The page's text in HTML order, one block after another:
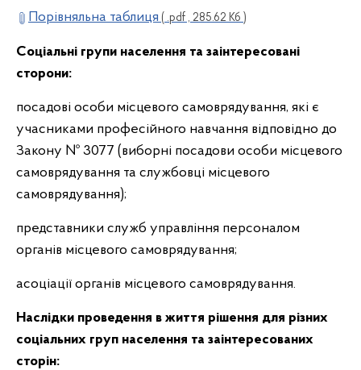
Порівняльна таблиця ( .pdf , 285.62 Кб )
Соціальні групи населення та заінтересовані
сторони:
посадові особи місцевого самоврядування, які є
учасниками професійного навчання відповідно до
Закону № 3077 (виборні посадови особи місцевого
самоврядування та службовці місцевого
самоврядування);
представники служб управління персоналом
органів місцевого самоврядування;
асоціації органів місцевого самоврядування.
Наслідки проведення в життя рішення для різних
соціальних груп населення та заінтересованих
сторін: